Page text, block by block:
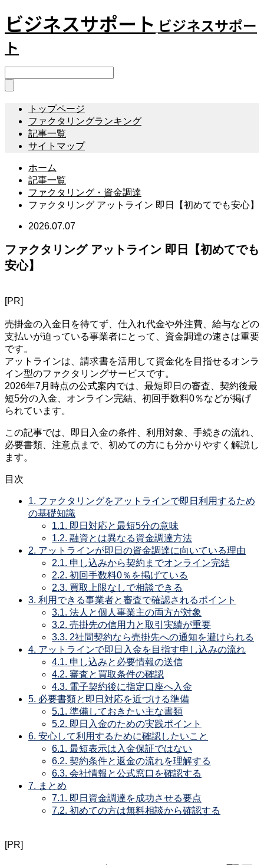
ビジネスサポート ビジネスサポー
ト
トップページ
ファクタリングランキング
記事一覧
サイトマップ
ホーム
記事一覧
ファクタリング・資金調達
ファクタリング アットライン 即日【初めてでも安心】
2026.07.07
ファクタリング アットライン 即日【初めてでも
安心】
[PR]
売掛金の入金日を待てず、仕入れ代金や外注費、給与などの
支払いが迫っている事業者にとって、資金調達の速さは重要
です。
アットラインは、請求書を活用して資金化を目指せるオンラ
イン型のファクタリングサービスです。
2026年7月時点の公式案内では、最短即日の審査、契約後最
短5分の入金、オンライン完結、初回手数料0％などが掲げ
られています。
この記事では、即日入金の条件、利用対象、手続きの流れ、
必要書類、注意点まで、初めての方にも分かりやすく解説し
ます。
目次
1. ファクタリングをアットラインで即日利用するため
の基礎知識
1.1. 即日対応と最短5分の意味
1.2. 融資とは異なる資金調達方法
2. アットラインが即日の資金調達に向いている理由
2.1. 申し込みから契約までオンライン完結
2.2. 初回手数料0％を掲げている
2.3. 買取上限なしで相談できる
3. 利用できる事業者と審査で確認されるポイント
3.1. 法人と個人事業主の両方が対象
3.2. 売掛先の信用力と取引実績が重要
3.3. 2社間契約なら売掛先への通知を避けられる
4. アットラインで即日入金を目指す申し込みの流れ
4.1. 申し込みと必要情報の送信
4.2. 審査と買取条件の確認
4.3. 電子契約後に指定口座へ入金
5. 必要書類と即日対応を近づける準備
5.1. 準備しておきたい主な書類
5.2. 即日入金のための実践ポイント
6. 安心して利用するために確認したいこと
6.1. 最短表示は入金保証ではない
6.2. 契約条件と返金の流れを理解する
6.3. 会社情報と公式窓口を確認する
7. まとめ
7.1. 即日資金調達を成功させる要点
7.2. 初めての方は無料相談から確認する
[PR]